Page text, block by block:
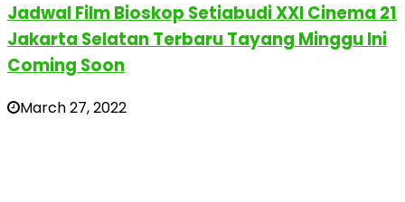
Jadwal Film Bioskop Setiabudi XXI Cinema 21
Jakarta Selatan Terbaru Tayang Minggu Ini
Coming Soon
March 27, 2022